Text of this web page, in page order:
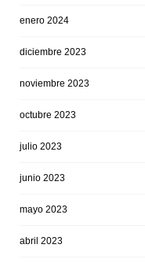
enero 2024
diciembre 2023
noviembre 2023
octubre 2023
julio 2023
junio 2023
mayo 2023
abril 2023